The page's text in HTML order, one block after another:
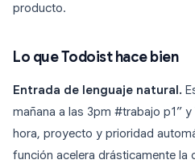
producto.
Lo que Todoist hace bien
Entrada de lenguaje natural.
mañana a las 3pm #trabajo p1”
hora, proyecto y prioridad
función acelera drásticamente la